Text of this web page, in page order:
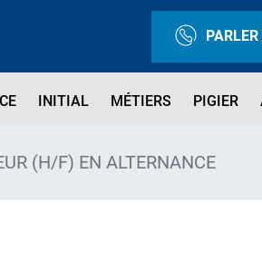
INITIAL MÉTIERS PIGIER
(H/F) EN ALTERNANCE